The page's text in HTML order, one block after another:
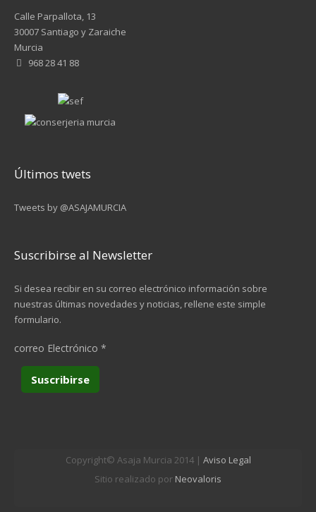
Calle Parpallota, 13
30007 Santiago y Zaraiche
Murcia
968 28 41 88
Últimos twets
Tweets by @ASAJAMURCIA
Suscribirse al Newsletter
Si desea recibir en su correo electrónico información sobre
nuestras últimas novedades y noticias, rellene este simple
formulario.
correo Electrónico *
Copyright© Asaja Murcia 2014 | Aviso Legal
Sitio realizado por Neovaloris